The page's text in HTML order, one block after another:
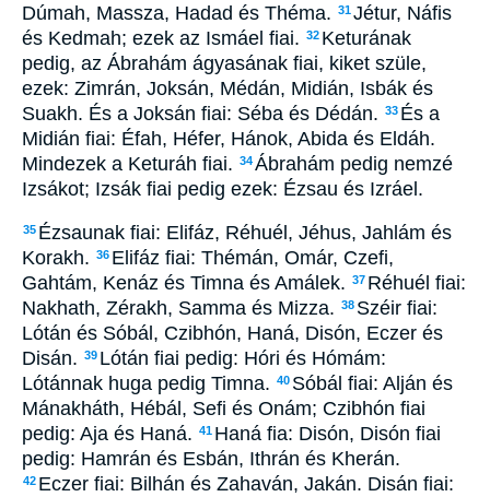
Dúmah, Massza, Hadad és Théma. 31Jétur, Náfis
és Kedmah; ezek az Ismáel fiai. 32 Keturának
pedig, az Ábrahám ágyasának fiai, kiket szüle,
ezek: Zimrán, Joksán, Médán, Midián, Isbák és
Suakh. És a Joksán fiai: Séba és Dédán. 33 És a
Midián fiai: Éfah, Héfer, Hánok, Abida és Eldáh.
Mindezek a Keturáh fiai. 34Ábrahám pedig nemzé
Izsákot; Izsák fiai pedig ezek: Ézsau és Izráel.
35 Ézsaunak fiai: Elifáz, Réhuél, Jéhus, Jahlám és
Korakh. 36 Elifáz fiai: Thémán, Omár, Czefi,
Gahtám, Kenáz és Timna és Amálek. 37 Réhuél fiai:
Nakhath, Zérakh, Samma és Mizza. 38 Széir fiai:
Lótán és Sóbál, Czibhón, Haná, Disón, Eczer és
Disán. 39 Lótán fiai pedig: Hóri és Hómám:
Lótánnak huga pedig Timna. 40 Sóbál fiai: Alján és
Mánakháth, Hébál, Sefi és Onám; Czibhón fiai
pedig: Aja és Haná. 41 Haná fia: Disón, Disón fiai
pedig: Hamrán és Esbán, Ithrán és Kherán.
42 Eczer fiai: Bilhán és Zahaván, Jakán. Disán fiai: